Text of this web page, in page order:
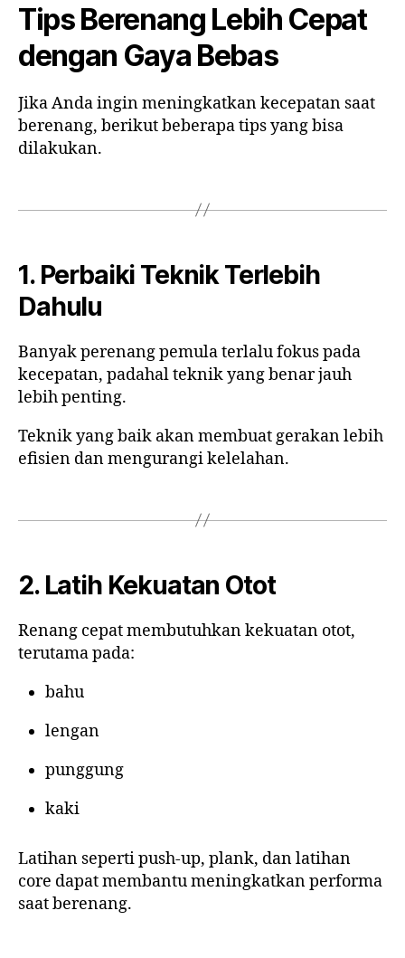
Tips Berenang Lebih Cepat
dengan Gaya Bebas
Jika Anda ingin meningkatkan kecepatan saat
berenang, berikut beberapa tips yang bisa
dilakukan.
1. Perbaiki Teknik Terlebih
Dahulu
Banyak perenang pemula terlalu fokus pada
kecepatan, padahal teknik yang benar jauh
lebih penting.
Teknik yang baik akan membuat gerakan lebih
efisien dan mengurangi kelelahan.
2. Latih Kekuatan Otot
Renang cepat membutuhkan kekuatan otot,
terutama pada:
bahu
lengan
punggung
kaki
Latihan seperti push-up, plank, dan latihan
core dapat membantu meningkatkan performa
saat berenang.